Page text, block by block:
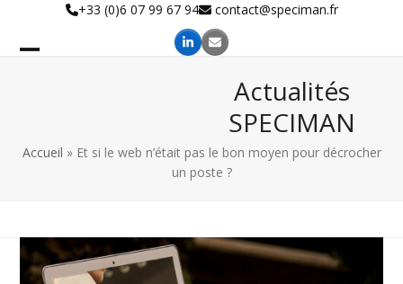
content
+33 (0)6 07 99 67 94 contact@speciman.fr
Actualités
SPECIMAN
Accueil » Et si le web n’était pas le bon moyen pour décrocher
un poste ?